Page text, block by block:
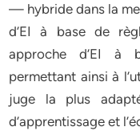
— hybride dans la
d’EI à base de
approche d’EI à
permettant ainsi à
juge la plus
d’apprentissage et